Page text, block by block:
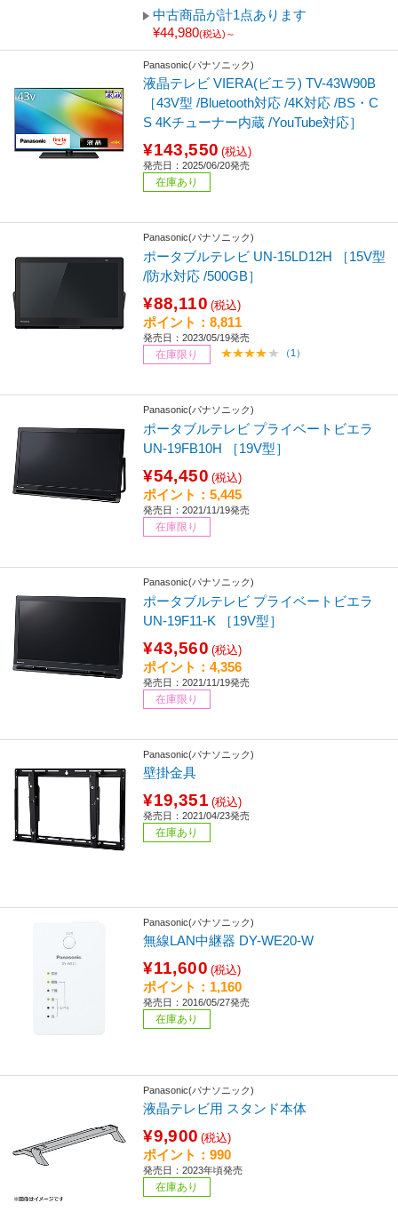
中古商品が計1点あります
¥44,980(税込)～
Panasonic(パナソニック)
液晶テレビ VIERA(ビエラ) TV-43W90B
［43V型 /Bluetooth対応 /4K対応 /BS・C
S 4Kチューナー内蔵 /YouTube対応］
¥143,550 (税込)
発売日：2025/06/20発売
在庫あり
Panasonic(パナソニック)
ポータブルテレビ UN-15LD12H ［15V型
/防水対応 /500GB］
¥88,110 (税込)
ポイント：8,811
発売日：2023/05/19発売
在庫限り （1）
Panasonic(パナソニック)
ポータブルテレビ プライベートビエラ
UN-19FB10H ［19V型］
¥54,450 (税込)
ポイント：5,445
発売日：2021/11/19発売
在庫限り
Panasonic(パナソニック)
ポータブルテレビ プライベートビエラ
UN-19F11-K ［19V型］
¥43,560 (税込)
ポイント：4,356
発売日：2021/11/19発売
在庫限り
Panasonic(パナソニック)
壁掛金具
¥19,351 (税込)
発売日：2021/04/23発売
在庫あり
Panasonic(パナソニック)
無線LAN中継器 DY-WE20-W
¥11,600 (税込)
ポイント：1,160
発売日：2016/05/27発売
在庫あり
Panasonic(パナソニック)
液晶テレビ用 スタンド本体
¥9,900 (税込)
ポイント：990
発売日：2023年頃発売
在庫あり